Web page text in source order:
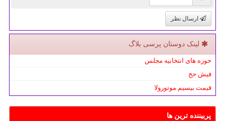
ارسال نظر
لینک دوستان پرسی بلاگ
حوزه های انتخابیه مجلس
فیش حج
قیمت بیسیم موتورولا
پربیننده ترین ها